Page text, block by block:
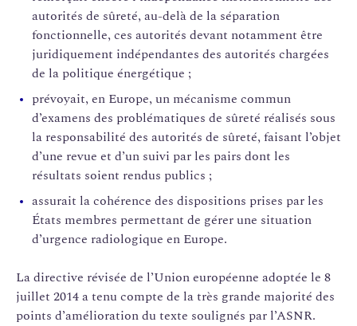
autorités de sûreté, au-delà de la séparation
fonctionnelle, ces autorités devant notamment être
juridiquement indépendantes des autorités chargées
de la politique énergétique ;
prévoyait, en Europe, un mécanisme commun
d’examens des problématiques de sûreté réalisés sous
la responsabilité des autorités de sûreté, faisant l’objet
d’une revue et d’un suivi par les pairs dont les
résultats soient rendus publics ;
assurait la cohérence des dispositions prises par les
États membres permettant de gérer une situation
d’urgence radiologique en Europe.
La directive révisée de l’Union européenne adoptée le 8
juillet 2014 a tenu compte de la très grande majorité des
points d’amélioration du texte soulignés par l’ASNR.